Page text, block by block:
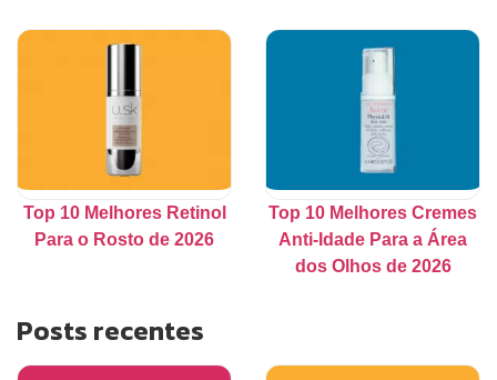
Top 10 Melhores Retinol
Para o Rosto de 2026
Top 10 Melhores Cremes
Anti-Idade Para a Área
dos Olhos de 2026
Posts recentes